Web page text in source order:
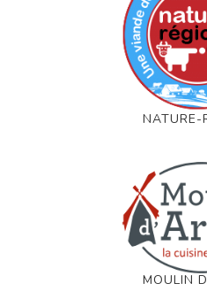
NATURE-
MOULIN